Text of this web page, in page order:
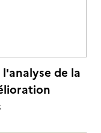
l'analyse de la